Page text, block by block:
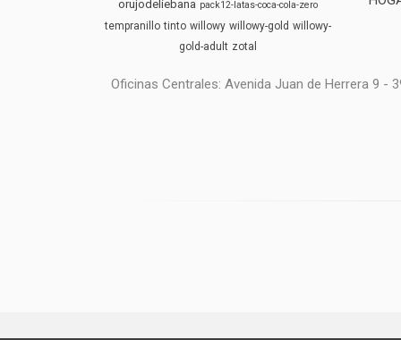
orujodeliebana pack12-latas-coca-cola-zero
tempranillo tinto willowy willowy-gold willowy-
gold-adult zotal
Oficinas Centrales: Avenida Juan de Herrera 9 -